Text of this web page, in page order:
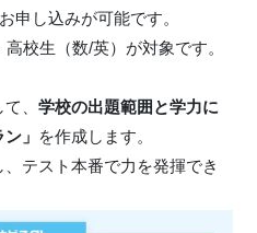
申し込みが可能です。
校生（数/英）が対象です。
、 学校の出題範囲と学力に
」 を作成します。
テスト本番で力を発揮でき